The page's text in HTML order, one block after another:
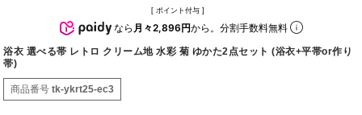
[ ポイント付与 ]
なら 月々2,896円から。分割手数料無料
浴衣 選べる帯 レトロ クリーム地 水彩 菊 ゆかた2点セット (浴衣+平帯or作り
帯)
商品番号 tk-ykrt25-ec3